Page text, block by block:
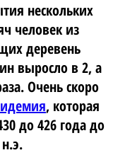
нескольких
человек из
деревень
выросло в 2, а
Очень скоро
, которая
до 426 года до
н.э.